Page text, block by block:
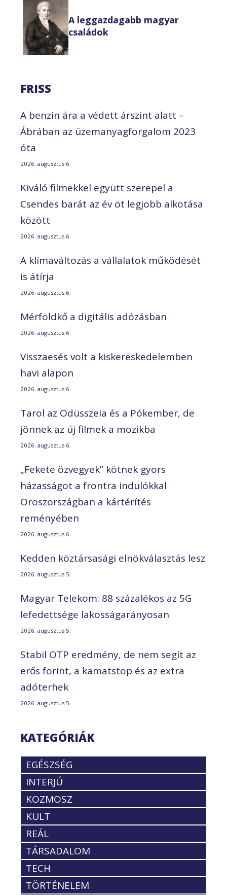
A leggazdagabb magyar
családok
FRISS
A benzin ára a védett árszint alatt –
Ábrában az üzemanyagforgalom 2023
óta
2026. augusztus 6.
Kiváló filmekkel együtt szerepel a
Csendes barát az év öt legjobb alkotása
között
2026. augusztus 6.
A klímaváltozás a vállalatok működését
is átírja
2026. augusztus 6.
Mérföldkő a digitális adózásban
2026. augusztus 6.
Visszaesés volt a kiskereskedelemben
havi alapon
2026. augusztus 6.
Tarol az Odüsszeia és a Pókember, de
jönnek az új filmek a mozikba
2026. augusztus 6.
„Fekete özvegyek” kötnek gyors
házasságot a frontra indulókkal
Oroszországban a kártérítés
reményében
2026. augusztus 6.
Kedden köztársasági elnökválasztás lesz
2026. augusztus 5.
Magyar Telekom: 88 százalékos az 5G
lefedettsége lakosságarányosan
2026. augusztus 5.
Stabil OTP eredmény, de nem segít az
erős forint, a kamatstop és az extra
adóterhek
2026. augusztus 5.
KATEGÓRIÁK
EGÉSZSÉG
INTERJÚ
KOZMOSZ
KULT
REÁL
TÁRSADALOM
TECH
TÖRTÉNELEM